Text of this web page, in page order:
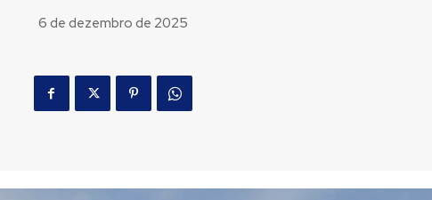
6 de dezembro de 2025